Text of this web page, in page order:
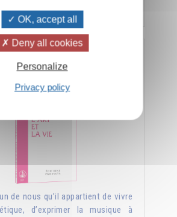
de nous qu’il appartient de vivre
d’exprimer la musique à
OK, accept all
Deny all cookies
Personalize
Privacy policy